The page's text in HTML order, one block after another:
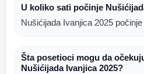
U koliko sati počinje
Nušićijada Ivanjica 2025 počinje
Šta posetioci mogu da
Nušićijada Ivanjica 2025?